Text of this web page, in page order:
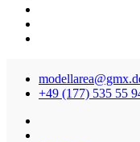
+49 (177) 535 55